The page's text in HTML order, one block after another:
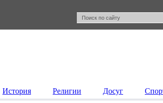
История Религии Досуг